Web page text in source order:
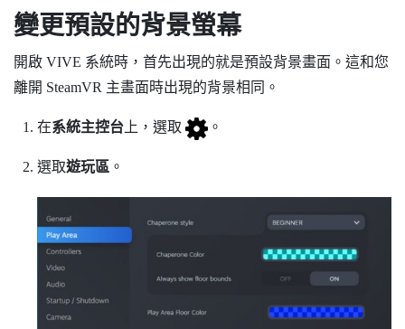
變更預設的背景螢幕
開啟 VIVE 系統時，首先出現的就是預設背景畫面。這和您
離開 SteamVR 主畫面時出現的背景相同。
在系統主控台上，選取 。
選取遊玩區 。